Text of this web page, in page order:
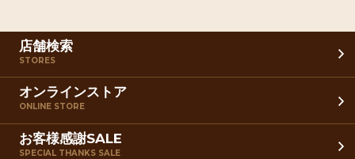
店舗検索
STORES
オンラインストア
ONLINE STORE
お客様感謝SALE
SPECIAL THANKS SALE